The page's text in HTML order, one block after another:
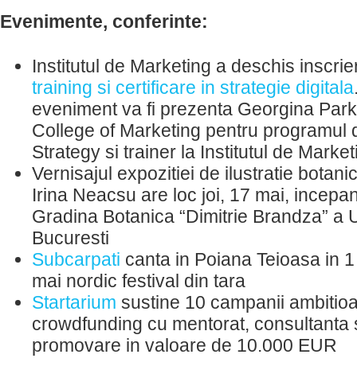
Evenimente, conferinte:
Institutul de Marketing a deschis
training si certificare in strategie digitala
eveniment va fi prezenta Georgina
College of Marketing pentru programul
Strategy si trainer la Institutul de
Vernisajul expozitiei de ilustratie
Irina Neacsu are loc joi, 17 mai,
Gradina Botanica “Dimitrie Brandza” a
Bucuresti
Subcarpati canta in Poiana Teioasa in
mai nordic festival din tara
Startarium sustine 10 campanii
crowdfunding cu mentorat, consultanta
promovare in valoare de 10.000 EUR